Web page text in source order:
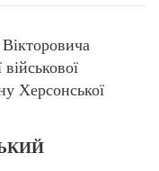
Херсонської